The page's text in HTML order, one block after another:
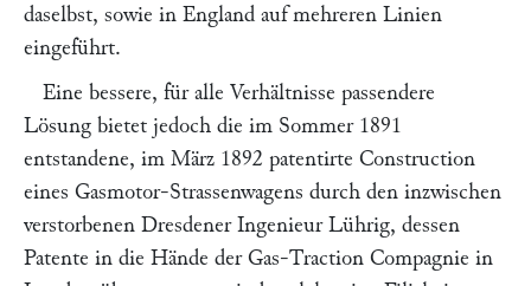
daselbst, sowie in England auf mehreren Linien
eingeführt.
Eine bessere, für alle Verhältnisse passendere
Lösung bietet jedoch die im Sommer 1891
entstandene, im März 1892 patentirte Construction
eines Gasmotor-Strassenwagens durch den inzwischen
verstorbenen Dresdener Ingenieur Lührig, dessen
Patente in die Hände der Gas-Traction Compagnie in